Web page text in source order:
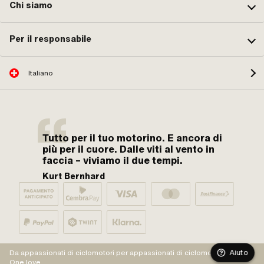
Chi siamo
Per il responsabile
Italiano
Tutto per il tuo motorino. E ancora di
più per il cuore. Dalle viti al vento in
faccia – viviamo il due tempi.
Kurt Bernhard
Da appassionati di ciclomotori per appassionati di ciclomotori. Aiuto